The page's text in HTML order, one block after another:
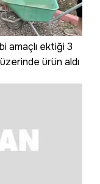
amaçlı ektiği 3
ürün aldı